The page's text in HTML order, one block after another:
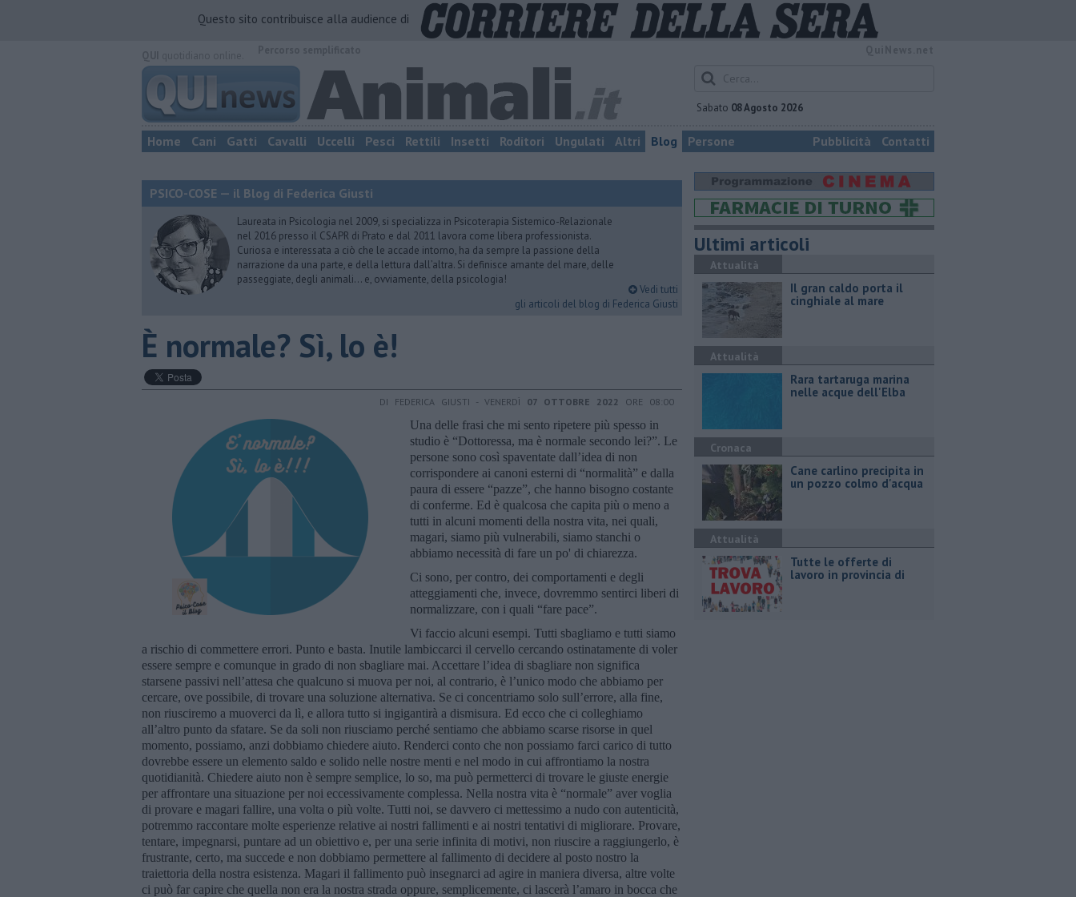
Questo sito contribuisce alla audience di
Sabato 08 Agosto 2026
Home Cani Gatti Cavalli Uccelli Pesci Rettili Insetti Roditori Ungulati Altri Blog Persone Pubblicità Contatti
PSICO-COSE — il Blog di Federica Giusti
Laureata in Psicologia nel 2009, si specializza in Psicoterapia Sistemico-Relazionale
nel 2016 presso il CSAPR di Prato e dal 2011 lavora come libera professionista.
Curiosa e interessata a ciò che le accade intorno, ha da sempre la passione della
narrazione da una parte, e della lettura dall’altra. Si definisce amante del mare, delle
passeggiate, degli animali… e, ovviamente, della psicologia!
Vedi tutti
gli articoli del blog di Federica Giusti
​È normale? Sì, lo è!
DI FEDERICA GIUSTI - VENERDÌ 07 OTTOBRE 2022 ORE 08:00
Una delle frasi che mi sento ripetere più spesso in
studio è “Dottoressa, ma è normale secondo lei?”. Le
persone sono così spaventate dall’idea di non
corrispondere ai canoni esterni di “normalità” e dalla
paura di essere “pazze”, che hanno bisogno costante
di conferme. Ed è qualcosa che capita più o meno a
tutti in alcuni momenti della nostra vita, nei quali,
magari, siamo più vulnerabili, siamo stanchi o
abbiamo necessità di fare un po' di chiarezza.
Ci sono, per contro, dei comportamenti e degli
atteggiamenti che, invece, dovremmo sentirci liberi di
normalizzare, con i quali “fare pace”.
Vi faccio alcuni esempi. Tutti sbagliamo e tutti siamo
a rischio di commettere errori. Punto e basta. Inutile lambiccarci il cervello cercando ostinatamente di voler
essere sempre e comunque in grado di non sbagliare mai. Accettare l’idea di sbagliare non significa
starsene passivi nell’attesa che qualcuno si muova per noi, al contrario, è l’unico modo che abbiamo per
cercare, ove possibile, di trovare una soluzione alternativa. Se ci concentriamo solo sull’errore, alla fine,
non riusciremo a muoverci da lì, e allora tutto si ingigantirà a dismisura. Ed ecco che ci colleghiamo
all’altro punto da sfatare. Se da soli non riusciamo perché sentiamo che abbiamo scarse risorse in quel
momento, possiamo, anzi dobbiamo chiedere aiuto. Renderci conto che non possiamo farci carico di tutto
dovrebbe essere un elemento saldo e solido nelle nostre menti e nel modo in cui affrontiamo la nostra
quotidianità. Chiedere aiuto non è sempre semplice, lo so, ma può permetterci di trovare le giuste energie
per affrontare una situazione per noi eccessivamente complessa. Nella nostra vita è “normale” aver voglia
di provare e magari fallire, una volta o più volte. Tutti noi, se davvero ci mettessimo a nudo con autenticità,
potremmo raccontare molte esperienze relative ai nostri fallimenti e ai nostri tentativi di migliorare. Provare,
tentare, impegnarsi, puntare ad un obiettivo e, per una serie infinita di motivi, non riuscire a raggiungerlo, è
frustrante, certo, ma succede e non dobbiamo permettere al fallimento di decidere al posto nostro la
traiettoria della nostra esistenza. Magari il fallimento può insegnarci ad agire in maniera diversa, altre volte
ci può far capire che quella non era la nostra strada oppure, semplicemente, ci lascerà l’amaro in bocca che
Ultimi articoli
Attualità
Il gran caldo porta il
cinghiale al mare
Attualità
Rara tartaruga marina
nelle acque dell'Elba
Cronaca
Cane carlino precipita in
un pozzo colmo d'acqua
Attualità
​Tutte le offerte di
lavoro in provincia di